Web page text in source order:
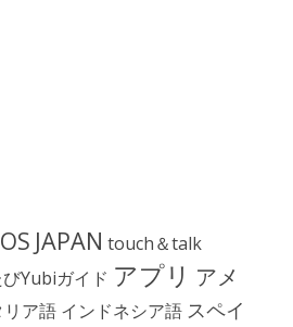
JAPAN touch＆talk
Yubiガイド アプリ アメ
リア語 インドネシア語 スペイ